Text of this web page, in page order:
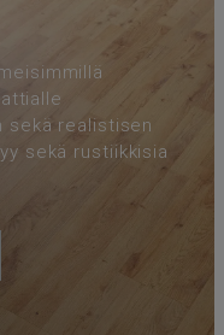
sekä realistisen
sekä rustiikkisia